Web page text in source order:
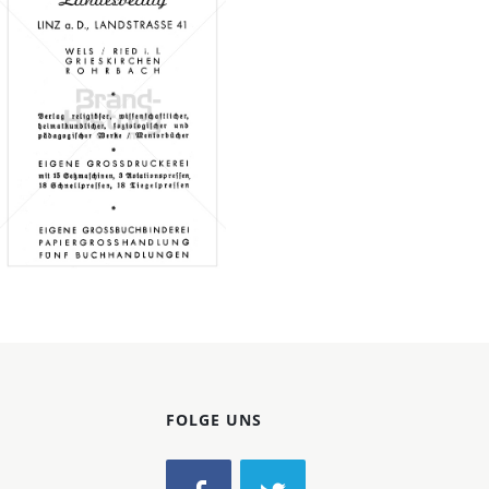
Konzerne
Oberösterreichischer
Landesverlag, LINZ
Landesverlag, LINZ
1948 Bild-ID: 67096
FOLGE UNS